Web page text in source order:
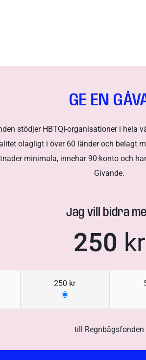
GE EN
stödjer HBTQI-organisationer i hela
olagligt i över 60 länder och belagt
minimala, innehar 90-konto och
Givande.
Jag vill bidra
250 kr
250 kr
till Regnbågsfonden